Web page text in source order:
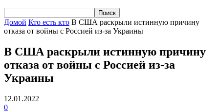
Домой Кто есть кто В США раскрыли истинную причину
отказа от войны с Россией из-за Украины
В США раскрыли истинную причину
отказа от войны с Россией из-за
Украины
12.01.2022
0